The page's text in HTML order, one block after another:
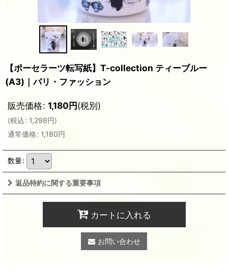
【ポーセラーツ転写紙】T-collection ティーブルー
(A3)｜パリ・ファッション
販売価格: 1,180円(税別)
(税込: 1,298円)
通常価格: 1,180円
数量:
返品特約に関する重要事項
カートに入れる
お問い合わせ